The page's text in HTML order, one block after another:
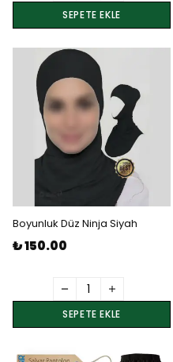
SEPETE EKLE
Boyunluk Düz Ninja Siyah
₺ 150.00
SEPETE EKLE